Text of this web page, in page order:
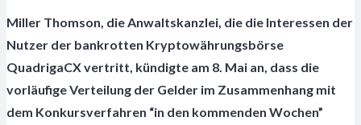
Miller Thomson, die Anwaltskanzlei, die die Interessen der
Nutzer der bankrotten Kryptowährungsbörse
QuadrigaCX vertritt, kündigte am 8. Mai an, dass die
vorläufige Verteilung der Gelder im Zusammenhang mit
dem Konkursverfahren “in den kommenden Wochen”